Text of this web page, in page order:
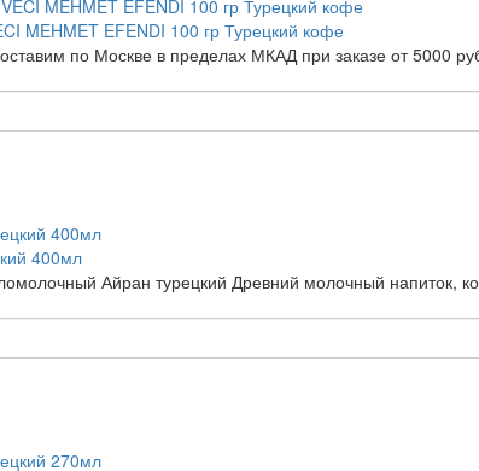
MEHMET EFENDI 100 гр Турецкий кофе
по Москве в пределах МКАД при заказе от 5000
400мл
Айран турецкий Древний молочный напиток,